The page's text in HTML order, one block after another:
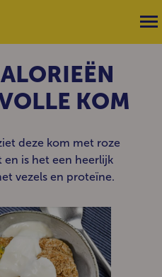
KOM
deze kom met roze
is het een heerlijk
vezels en proteïne.